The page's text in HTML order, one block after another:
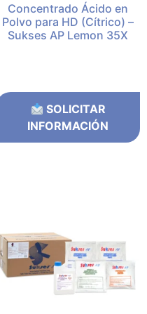
Concentrado Ácido en
Polvo para HD (Cítrico) –
Sukses AP Lemon 35X
SOLICITAR
INFORMACIÓN